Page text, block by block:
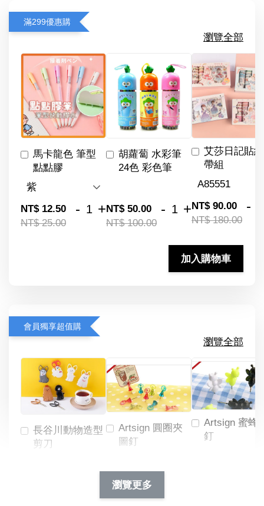
滿299優惠購
瀏覽全部
馬卡龍色 筆型
點點膠
NT$ 12.50
NT$ 25.00
- +
胡蘿蔔 水彩筆
24色 彩色筆
NT$ 50.00
NT$ 100.00
- +
艾莎日記貼
帶組
NT$ 90.00
NT$ 180.00
-
加入購物車
會員獨享超值購
瀏覽全部
長谷川動物造型
剪刀
Artsign 圓圈夾
圖釘
NT$ 19.00
NT$ 66.00
Artsign 蜜蜂
釘
瀏覽更多